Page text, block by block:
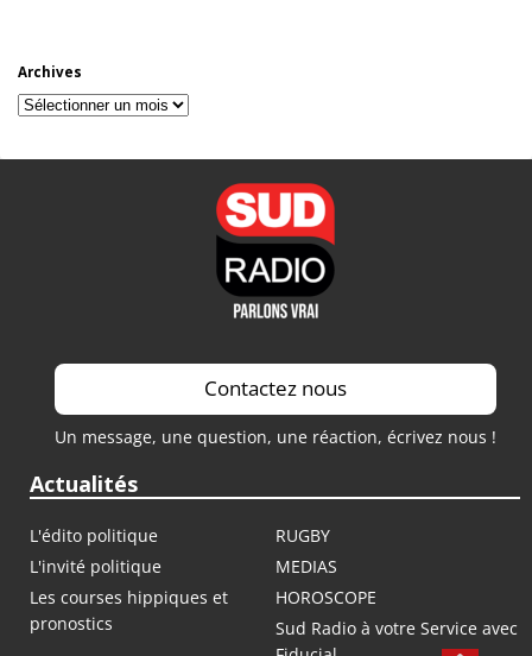
Archives
Archives
Contactez nous
Un message, une question, une réaction, écrivez nous !
Actualités
L'édito politique
RUGBY
L'invité politique
MEDIAS
Les courses hippiques et
pronostics
HOROSCOPE
Sud Radio à votre Service avec